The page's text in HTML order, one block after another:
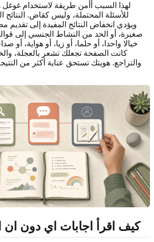
لهذا السبب أأمن طريقة لاستخدام
للأسئلة المحتملة، وليس كقاض. النتائج
ويؤدي انخفاض النتائج المفيدة إلى تقديم
صغيرة، أو الحد من النشاط الجنسي إلى
خيالا واحدا، أو حلما، أو زيا، أو هواية، أو
كانت الصفحة تجعلك تشعر بالعجلة،
والتراجع. هويتك تستحق عناية أكثر من
كيف اقرأ اجابات اي دون